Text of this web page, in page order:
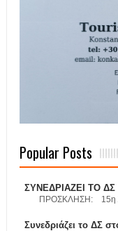
Popular Posts
ΣΥΝΕΔΡΙΑΖΕΙ ΤΟ ΔΣ
ΠΡΟΣΚΛΗΣΗ: 15η /
Συνεδριάζει το ΔΣ